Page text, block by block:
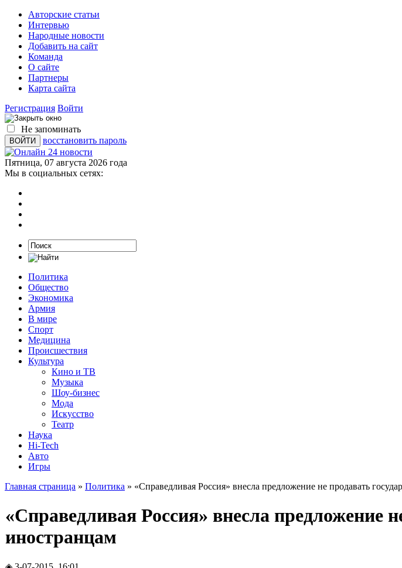
Авторские статьи
Интервью
Народные новости
Добавить на сайт
Команда
О сайте
Партнеры
Карта сайта
Регистрация Войти
Не запоминать
восстановить пароль
Пятница, 07 августа 2026 года
Мы в социальных сетях:
Политика
Общество
Экономика
Армия
В мире
Спорт
Медицина
Происшествия
Культура
Кино и ТВ
Музыка
Шоу-бизнес
Мода
Искусство
Театр
Наука
Hi-Tech
Авто
Игры
Главная страница » Политика » «Справедливая Россия» внесла предложение не продавать
«Справедливая Россия» внесла предложение
иностранцам